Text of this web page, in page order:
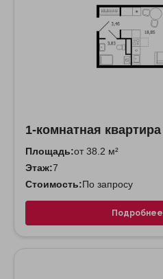
1-комнатная квартира
Площадь:от 38.2 м²
Этаж:7
Стоимость:По запросу
Подробнее